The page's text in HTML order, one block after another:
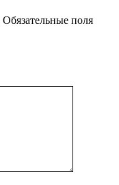
Обязательные поля